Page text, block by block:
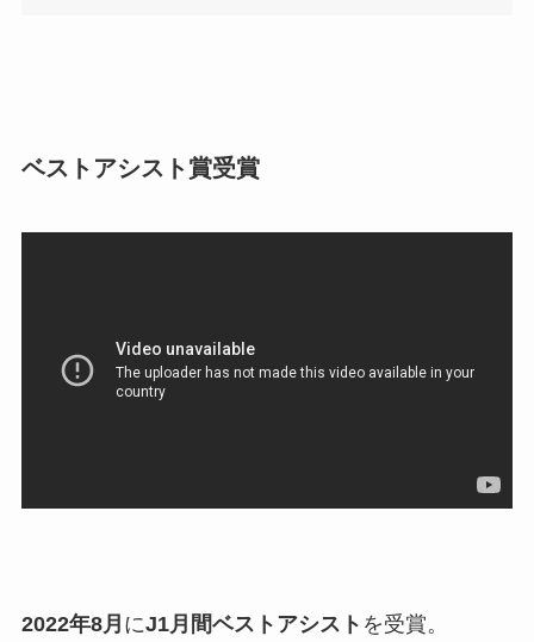
ベストアシスト賞受賞
2022年8月 にJ1月間ベストアシスト を受賞。